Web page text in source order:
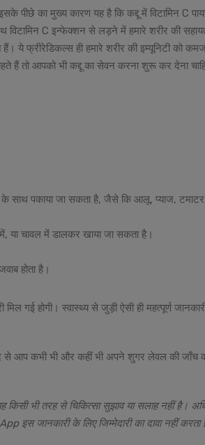
पीछे का मुख्य कारण यह है कि कद्दू में विटामिन C
विटामिन C इन्फेक्शन से लड़ने में हमारे शरीर की
ये फ्रीरेडिकल्स ही हमारे शरीर की इम्यूनिटी को
हैं तो आपको भी कद्दू का सेवन करना शुरू कर देना
साथ पकाया जा सकता है, जैसे कि आलू, प्याज,
या चावल में डालकर खाया जा सकता है।
होता है।
गई होगी। स्वास्थ्य से जुड़ी ऐसी ही महत्पूर्ण
से आप कभी भी और कहीं भी अपने शुगर लेवल की जाँच
किसी भी तरह से चिकित्सा सुझाव या सलाह नहीं है।
इस जानकारी के लिए जिम्मेदारी का दावा नहीं करता